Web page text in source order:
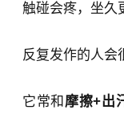
触碰会疼，坐久
反复发作的人会
它常和摩擦+出